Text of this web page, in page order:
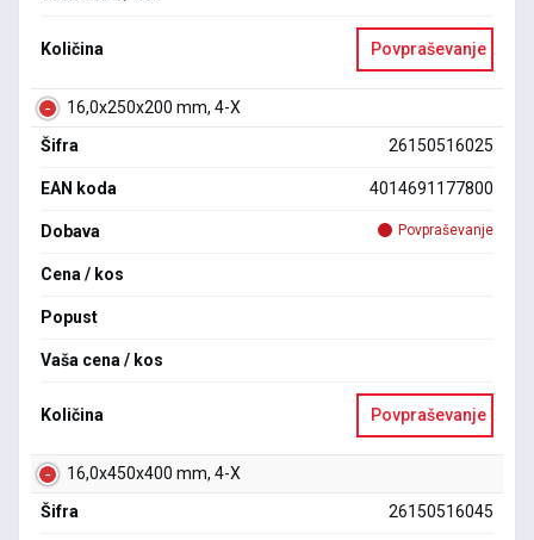
Količina Povpraševanje
16,0x250x200 mm, 4-X
Šifra
26150516025
EAN koda 4014691177800
Dobava Povpraševanje
Cena / kos
Popust
Vaša cena / kos
Količina Povpraševanje
16,0x450x400 mm, 4-X
Šifra
26150516045